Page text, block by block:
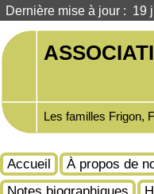
Dernière mise à jour : 19
Les familles Frigon,
Accueil À propos de